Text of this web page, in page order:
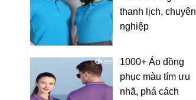
thanh lịch, chuyên
nghiệp
1000+ Áo đồng
phục màu tím ưu
nhã, phá cách